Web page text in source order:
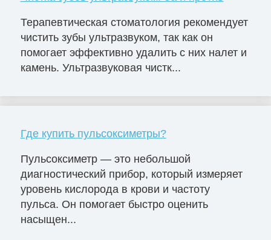
Терапевтическая стоматология рекомендует
чистить зубы ультразвуком, так как он
помогает эффективно удалить с них налет и
камень. Ультразвуковая чистк...
Где купить пульсоксиметры?
Пульсоксиметр — это небольшой
диагностический прибор, который измеряет
уровень кислорода в крови и частоту
пульса. Он помогает быстро оценить
насыщен...